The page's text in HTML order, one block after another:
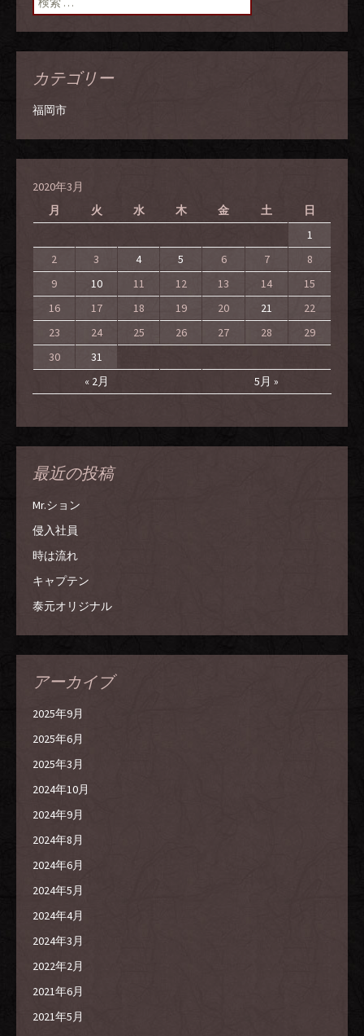
カテゴリー
福岡市
2020年3月
月
火 水 木 金 土 日
« 2月 5月 »
1
2
3 4 5 6 7
8
9
10 11 12 13 14
15
16
17 18 19 20 21
22
23
24 25 26 27 28
29
30
31
最近の投稿
Mr.ション
侵入社員
時は流れ
キャプテン
泰元オリジナル
アーカイブ
2025年9月
2025年6月
2025年3月
2024年10月
2024年9月
2024年8月
2024年6月
2024年5月
2024年4月
2024年3月
2022年2月
2021年6月
2021年5月